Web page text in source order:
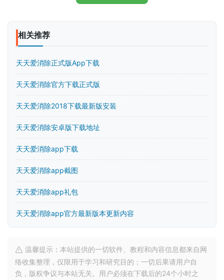
相关推荐
天天爱消除正式版App下载
天天爱消除官方下载正式版
天天爱消除2018下载最新版安装
天天爱消除安卓版下载地址
天天爱消除app下载
天天爱消除app截图
天天爱消除app礼包
天天爱消除app官方最新版本更新内容
温馨提示：本站提供的一切软件、教程和内容信息都来自网
络收集整理，仅限用于学习和研究目的；一切后果请用户自
负，版权争议与本站无关。用户必须在下载后的24个小时之